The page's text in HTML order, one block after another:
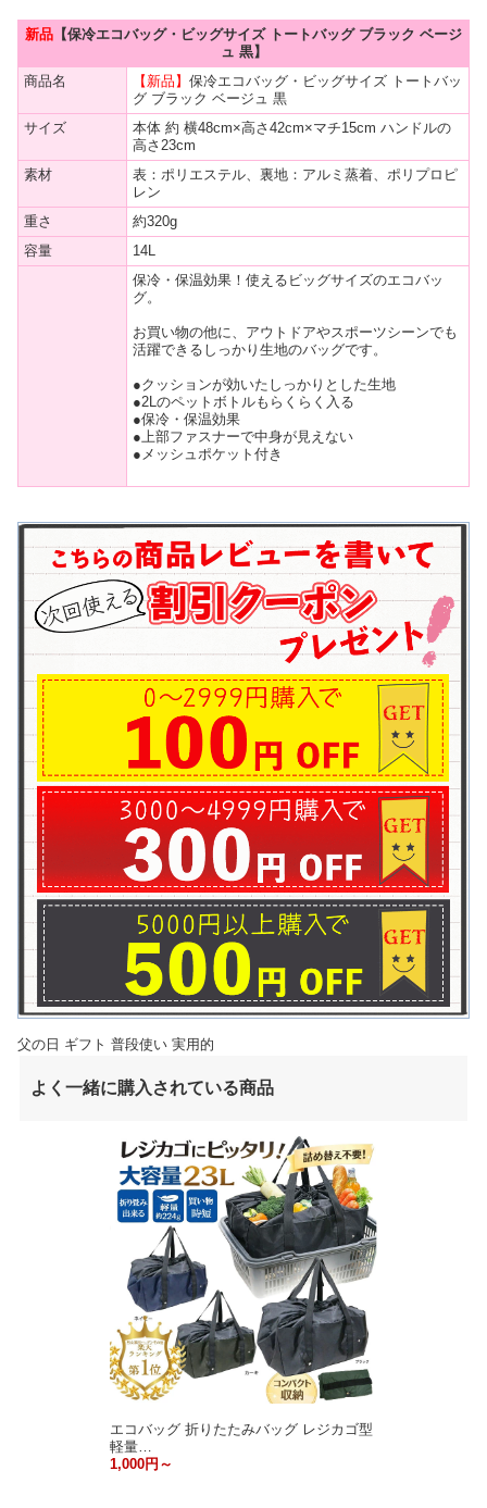
新品 【保冷エコバッグ・ビッグサイズ トートバッグ ブラック ベージ
ュ 黒】
商品名
【新品】 保冷エコバッグ・ビッグサイズ トートバッ
グ ブラック ベージュ 黒
サイズ
本体 約 横48cm×高さ42cm×マチ15cm ハンドルの
高さ23cm
素材
表：ポリエステル、裏地：アルミ蒸着、ポリプロピ
レン
重さ
約320g
容量
14L
保冷・保温効果！使えるビッグサイズのエコバッ
グ。
お買い物の他に、アウトドアやスポーツシーンでも
活躍できるしっかり生地のバッグです。
●クッションが効いたしっかりとした生地
●2Lのペットボトルもらくらく入る
●保冷・保温効果
●上部ファスナーで中身が見えない
●メッシュポケット付き
父の日 ギフト 普段使い 実用的
よく一緒に購入されている商品
エコバッグ 折りたたみバッグ レジカゴ型
軽量…
1,000円～